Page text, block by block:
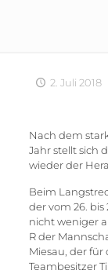
2. Juli 2018
Nach dem
Jahr stellt sich
wieder der
Beim
der vom 26.
nicht weniger
R der
Miesau, der
Teambesitzer